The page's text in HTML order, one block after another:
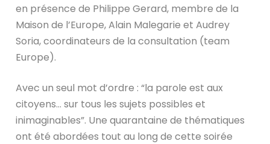
en présence de Philippe Gerard, membre de la
Maison de l’Europe, Alain Malegarie et Audrey
Soria, coordinateurs de la consultation (team
Europe).
Avec un seul mot d’ordre : “la parole est aux
citoyens… sur tous les sujets possibles et
inimaginables”. Une quarantaine de thématiques
ont été abordées tout au long de cette soirée